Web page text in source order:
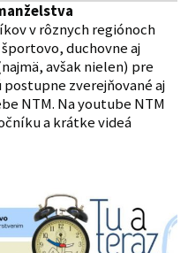
v rôznych regiónoch
duchovne aj
avšak nielen) pre
zverejňované aj
NTM. Na youtube NTM
a krátke videá